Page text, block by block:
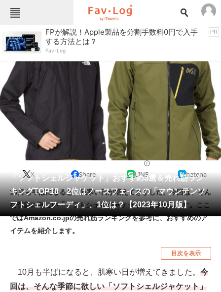
Fav-Logカテゴリー一覧
TOP
インテリア・収納 おもちゃ・ホビー
カメラ キッチン家電
キッチン用品 ゲーム
コンテンツ・サービス スイーツ・お菓子
スポーツ・レジャー スマホ・携帯電話
パソコン・タブレット ファッション
ペット 家電
工具・DIY 本・DVD・CD
生活家電 生活用品
空調・季節家電
釣り具・釣り用品 食品・飲料・お酒
FPが解説！Apple製品を分割手数料0円で入手
する方法とは？
Fav-Log
PR
「ソフトシェルジャケット」おすすめ3選＆売れ筋ラン
キングTOP10 2位はノースフェイスの「マウンテンソ
フトシェルフーディ」、1位は？【2023年10月版】
X Share LINE hatena
10月も半ばになると、肌寒い日が増えてきました。今回は、そん
な季節に欲しい「ソフトシェルジャケット」を紹介します。ここ
ではAmazon.co.jpの売れ筋ランキングを参考に、おすすめのア
イテムを紹介します。
目次を表示
10月も半ばになると、肌寒い日が増えてきました。 今
回は、そんな季節に欲しい「ソフトシェルジャケット」